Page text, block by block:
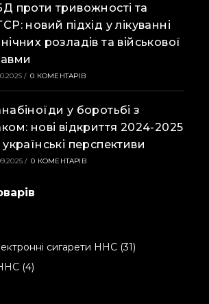
проти тривожності та
новий підхід у лікуванні
розладів та військової
/ 0 КОМЕНТАРІВ
у боротьбі з
нові відкриття 2024-2025
українські перспективи
/ 0 КОМЕНТАРІВ
сигарети HHC 3131
44